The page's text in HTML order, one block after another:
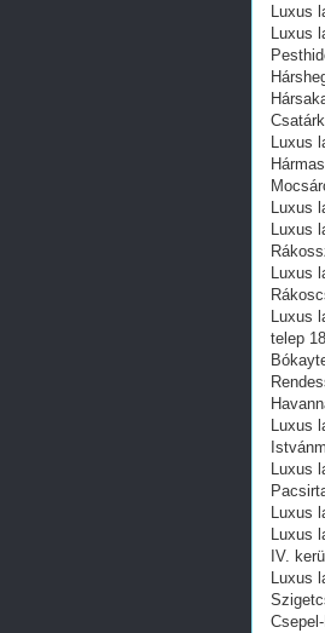
Luxus
Luxus
Luxus
Luxus
Luxus
Luxus
Luxus
telep
Luxus
Luxus
Luxus
Luxus
IV.
Luxus